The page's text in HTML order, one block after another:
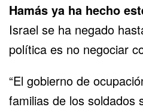
Hamás ya ha hecho
Israel se ha negado
política es no negociar
“El gobierno de
familias de los soldados